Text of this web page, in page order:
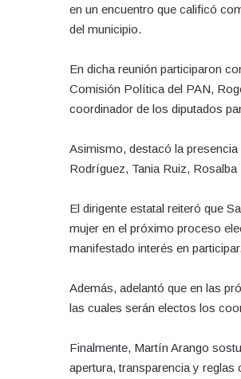
en un encuentro que calificó
del municipio.
En dicha reunión participaron
Comisión Política del PAN,
coordinador de los diputados
Asimismo, destacó la
Rodríguez, Tania Ruiz,
El dirigente estatal reiteró que
mujer en el próximo proceso
manifestado interés en participar.
Además, adelantó que en las
las cuales serán electos los
Finalmente, Martín Arango
apertura, transparencia y